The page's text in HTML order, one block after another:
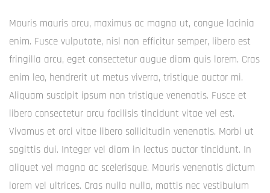
Mauris mauris arcu, maximus ac magna ut, congue lacinia
enim. Fusce vulputate, nisl non efficitur semper, libero est
fringilla arcu, eget consectetur augue diam quis lorem. Cras
enim leo, hendrerit ut metus viverra, tristique auctor mi.
Aliquam suscipit ipsum non tristique venenatis. Fusce et
libero consectetur arcu facilisis tincidunt vitae vel est.
Vivamus et orci vitae libero sollicitudin venenatis. Morbi ut
sagittis dui. Integer vel diam in lectus auctor tincidunt. In
aliquet vel magna ac scelerisque. Mauris venenatis dictum
lorem vel ultrices. Cras nulla nulla, mattis nec vestibulum